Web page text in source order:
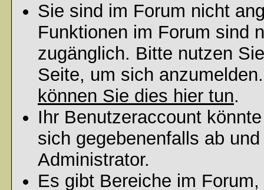
Sie sind im Forum nicht
Funktionen im Forum sind
zugänglich. Bitte nutzen
Seite, um sich
können Sie dies hier tun.
Ihr Benutzeraccount
sich gegebenenfalls ab
Administrator.
Es gibt Bereiche im